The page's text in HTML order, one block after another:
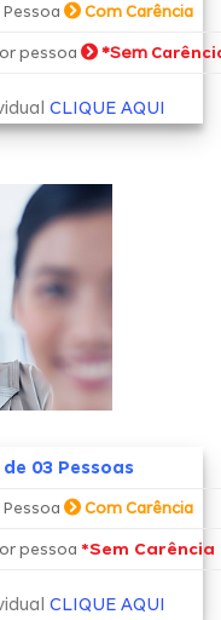
Com Carência
pessoa *Sem
CLIQUE AQUI
03 Pessoas
Com Carência
pessoa *Sem Carência
CLIQUE AQUI